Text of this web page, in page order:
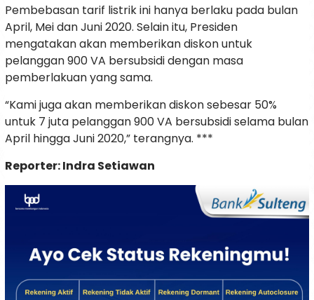
Pembebasan tarif listrik ini hanya berlaku pada bulan
April, Mei dan Juni 2020. Selain itu, Presiden
mengatakan akan memberikan diskon untuk
pelanggan 900 VA bersubsidi dengan masa
pemberlakuan yang sama.
“Kami juga akan memberikan diskon sebesar 50%
untuk 7 juta pelanggan 900 VA bersubsidi selama bulan
April hingga Juni 2020,” terangnya. ***
Reporter: Indra Setiawan